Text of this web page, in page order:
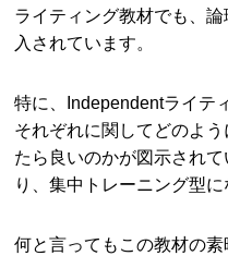
ライティング教材でも、
入されています。
特に、Independentライテ
それぞれに関してどのよ
たら良いのかが図示され
り、集中トレーニング型に
何と言ってもこの教材の素